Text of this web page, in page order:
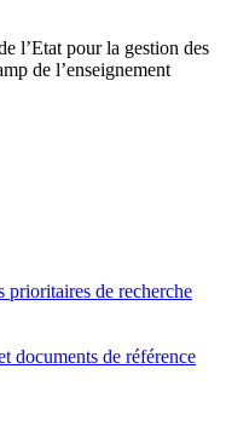
l’Etat pour la gestion des
de l’enseignement
prioritaires de recherche
documents de référence